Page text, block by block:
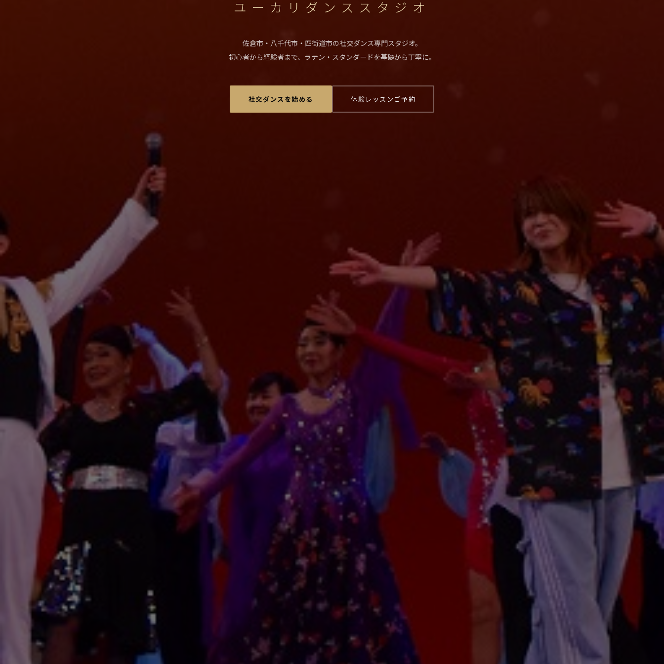
ユーカリダンススタジオ
佐倉市・八千代市・四街道市の社交ダンス専門スタジオ。
初心者から経験者まで、ラテン・スタンダードを基礎から丁寧に。
社交ダンスを始める 体験レッスンご予約